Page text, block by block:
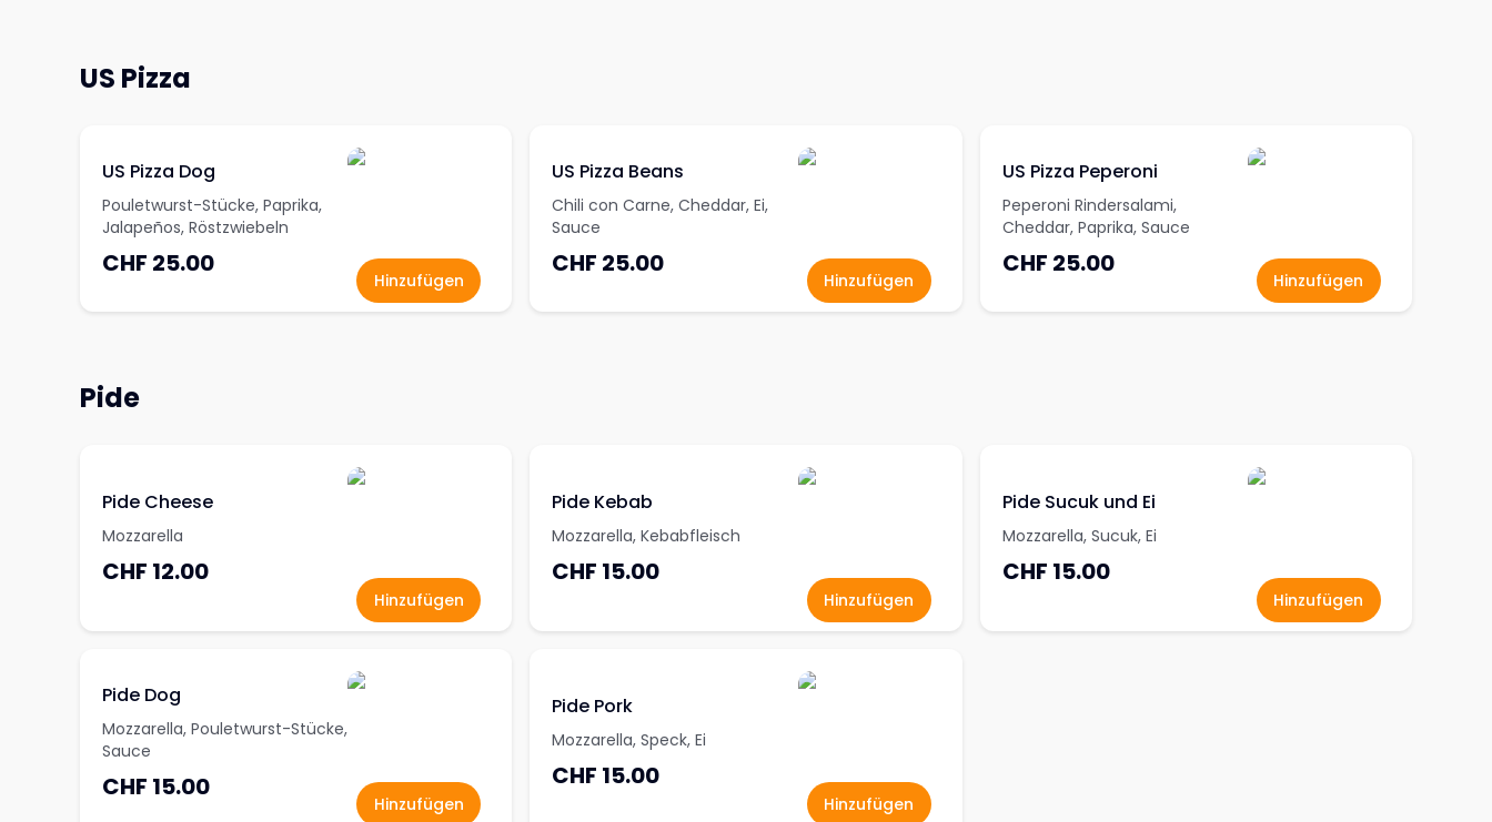
US Pizza
US Pizza Dog
Pouletwurst-Stücke, Paprika,
Jalapeños, Röstzwiebeln
CHF 25.00
Hinzufügen
US Pizza Beans
Chili con Carne, Cheddar, Ei,
Sauce
CHF 25.00
Hinzufügen
US Pizza Peperoni
Peperoni Rindersalami,
Cheddar, Paprika, Sauce
CHF 25.00
Hinzufügen
Pide
Pide Cheese
Mozzarella
CHF 12.00
Hinzufügen
Pide Kebab
Mozzarella, Kebabfleisch
CHF 15.00
Hinzufügen
Pide Sucuk und Ei
Mozzarella, Sucuk, Ei
CHF 15.00
Hinzufügen
Pide Dog
Mozzarella, Pouletwurst-Stücke,
Sauce
CHF 15.00
Hinzufügen
Pide Pork
Mozzarella, Speck, Ei
CHF 15.00
Hinzufügen